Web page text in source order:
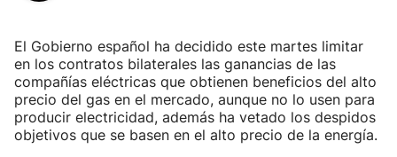
El Gobierno español ha decidido este martes limitar
en los contratos bilaterales las ganancias de las
compañías eléctricas que obtienen beneficios del alto
precio del gas en el mercado, aunque no lo usen para
producir electricidad, además ha vetado los despidos
objetivos que se basen en el alto precio de la energía.